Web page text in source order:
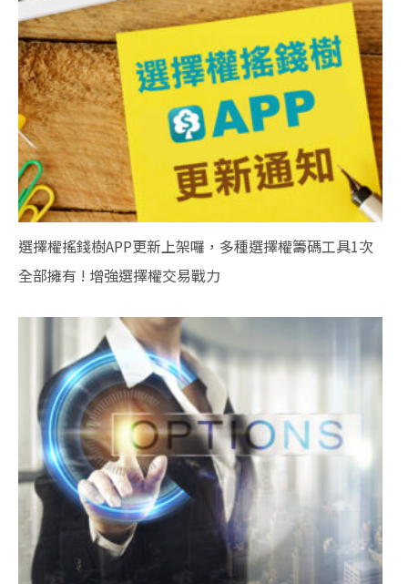
選擇權搖錢樹APP更新上架囉，多種選擇權籌碼工具1次
全部擁有 ! 增強選擇權交易戰力